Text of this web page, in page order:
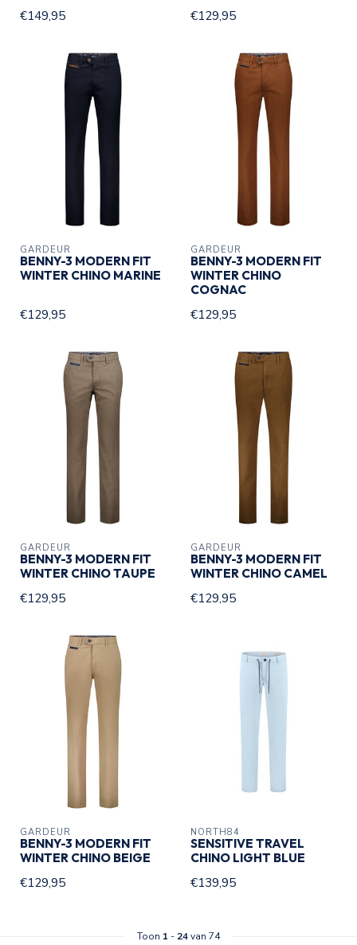
€149,95 €129,95
GARDEUR
BENNY-3 MODERN FIT
WINTER CHINO MARINE
€129,95
GARDEUR
BENNY-3 MODERN FIT
WINTER CHINO
COGNAC
€129,95
GARDEUR
BENNY-3 MODERN FIT
WINTER CHINO TAUPE
€129,95
GARDEUR
BENNY-3 MODERN FIT
WINTER CHINO CAMEL
€129,95
GARDEUR
BENNY-3 MODERN FIT
WINTER CHINO BEIGE
€129,95
NORTH84
SENSITIVE TRAVEL
CHINO LIGHT BLUE
€139,95
Toon 1 - 24van 74